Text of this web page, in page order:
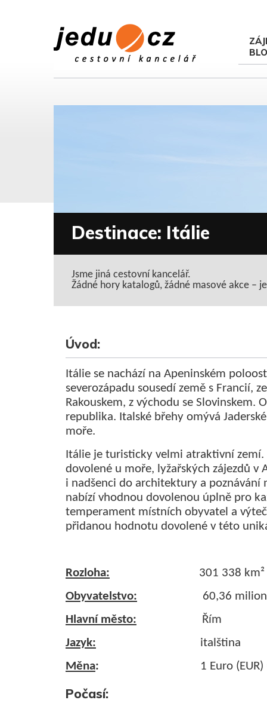
Destinace: Itálie
Jsme jiná cestovní kancelář.
Žádné hory katalogů, žádné masové akce –
Úvod:
Itálie se nachází na Apeninském
severozápadu sousedí země s Francií,
Rakouskem, z východu se Slovinskem.
republika. Italské břehy omývá
moře.
Itálie je turisticky velmi atraktivní
dovolené u moře, lyžařských zájezdů
i nadšenci do architektury a poznávání
nabízí vhodnou dovolenou úplně pro
temperament místních obyvatel a
přidanou hodnotu dovolené v této
Rozloha: 301 338 km²
Obyvatelstvo:
60,36 milionů
Hlavní město:
Řím
Jazyk: italština
Měna: 1 Euro (EUR) =
Počasí: